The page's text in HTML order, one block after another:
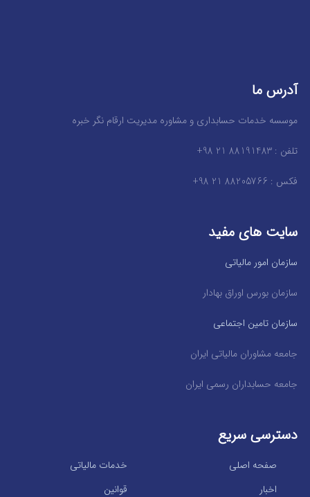
آدرس ما
موسسه خدمات حسابداری و مشاوره مدیریت ارقام نگر خبره
تلفن : 88191483 21 98+
فکس : 88205766 21 98+
سایت های مفید
سازمان امور مالیاتی
سازمان بورس اوراق بهادار
سازمان تامین اجتماعی
جامعه مشاوران مالیاتی ایران
جامعه حسابداران رسمی ایران
دسترسی سریع
خدمات مالیاتی
صفحه اصلی
قوانین
اخبار